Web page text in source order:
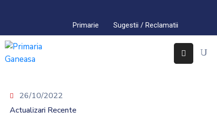
Primarie Sugestii / Reclamatii
Acasa
Primaria
Interes
Public
26/10/2022
Actualizari Recente